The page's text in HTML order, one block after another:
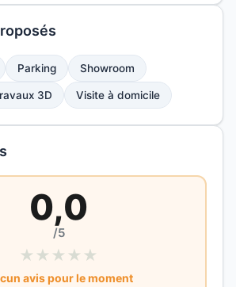
Parking Showroom
3D Visite à domicile
0,0
/5
★ ★ ★ ★ ★
avis pour le moment